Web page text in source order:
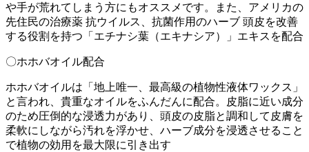
や手が荒れてしまう方にもオススメです。また、アメリカの
先住民の治療薬 抗ウイルス、抗菌作用のハーブ 頭皮を改善
する役割を持つ「エチナシ葉（エキナシア）」エキスを配合
〇ホホバオイル配合
ホホバオイルは「地上唯一、最高級の植物性液体ワックス」
と言われ、貴重なオイルをふんだんに配合。皮脂に近い成分
のため圧倒的な浸透力があり、頭皮の皮脂と調和して皮膚を
柔軟にしながら汚れを浮かせ、ハーブ成分を浸透させること
で植物の効用を最大限に引き出す